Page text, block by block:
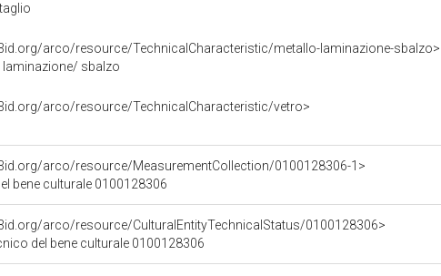
arco/resource/TechnicalCharacteristic/metallo-laminazione-sbalzo>
sbalzo
arco/resource/TechnicalCharacteristic/vetro>
arco/resource/MeasurementCollection/0100128306-1>
bene culturale 0100128306
arco/resource/CulturalEntityTechnicalStatus/0100128306>
del bene culturale 0100128306